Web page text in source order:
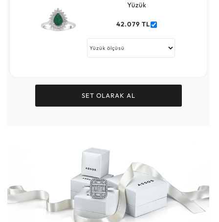
Yüzük
42.079 TL
SET OLARAK AL